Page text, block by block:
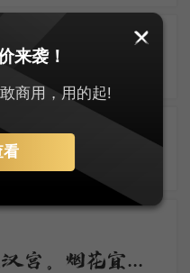
卢橘为秦树，蒲桃出汉宫。烟花宜落日，丝管醉春风。笛奏龙吟水，箫鸣凤下空。君王多乐事，还与万方同。
来袭！
商用，用的起!
看